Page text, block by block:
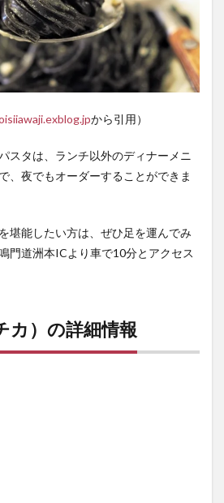
から引用）
スタは、ランチ以外のディナーメニ
、夜でもオーダーすることができま
堪能したい方は、ぜひ足を運んでみ
門道洲本ICより車で10分とアクセス
カ）の詳細情報